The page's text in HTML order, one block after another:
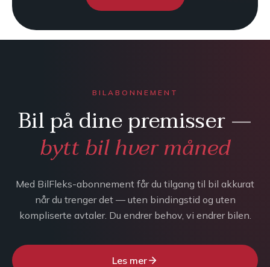
BILABONNEMENT
Bil på dine premisser —
bytt bil hver måned
Med BilFleks-abonnement får du tilgang til bil akkurat
når du trenger det — uten bindingstid og uten
kompliserte avtaler. Du endrer behov, vi endrer bilen.
Les mer